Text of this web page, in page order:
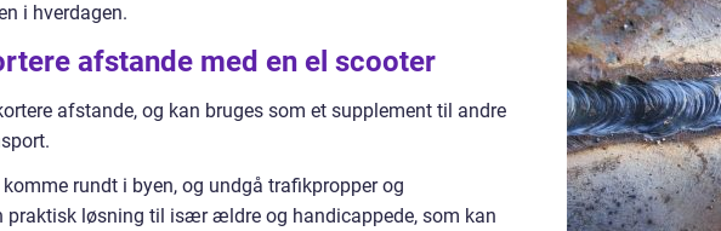
i hverdagen.
afstande med en el scooter
afstande, og kan bruges som et supplement til andre
rundt i byen, og undgå trafikpropper og
praktisk løsning til især ældre og handicappede, som kan